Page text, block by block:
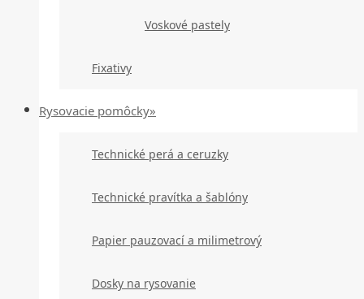
Voskové pastely
Fixativy
Rysovacie pomôcky»
Technické perá a ceruzky
Technické pravítka a šablóny
Papier pauzovací a milimetrový
Dosky na rysovanie